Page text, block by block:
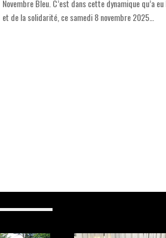
et de la solidarité, ce samedi 8 novembre 2025